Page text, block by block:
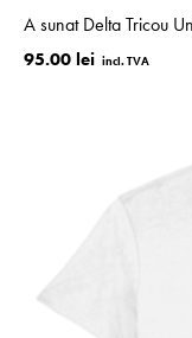
A sunat Delta Tricou
95.00 lei